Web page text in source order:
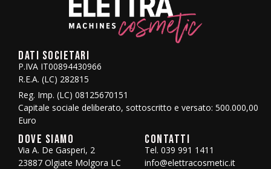
DATI SOCIETARI
P.IVA IT00894430966
R.E.A. (LC) 282815
Reg. Imp. (LC) 08125670151
Capitale sociale deliberato, sottoscritto e versato: 500.000,00
Euro
DOVE SIAMO
Via A. De Gasperi, 2
23887 Olgiate Molgora LC
CONTATTI
Tel. 039 991 1411
info@elettracosmetic.it